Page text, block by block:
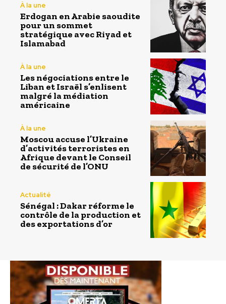
À la une
Erdogan en Arabie saoudite
pour un sommet
stratégique avec Riyad et
Islamabad
À la une
Les négociations entre le
Liban et Israël s’enlisent
malgré la médiation
américaine
À la une
Moscou accuse l’Ukraine
d’activités terroristes en
Afrique devant le Conseil
de sécurité de l’ONU
Actualité
Sénégal : Dakar réforme le
contrôle de la production et
des exportations d’or